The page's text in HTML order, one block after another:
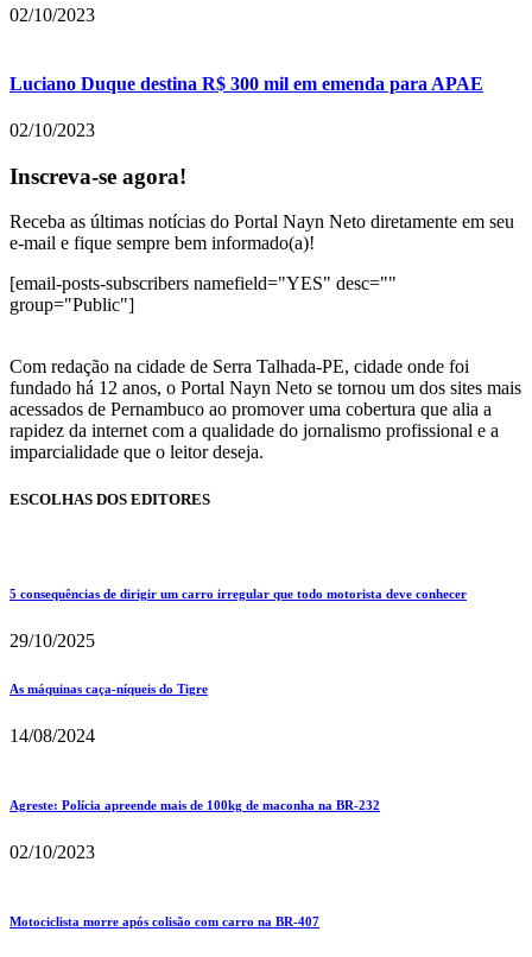
02/10/2023
Luciano Duque destina R$ 300 mil em emenda para APAE
02/10/2023
Inscreva-se agora!
Receba as últimas notícias do Portal Nayn Neto diretamente em seu
e-mail e fique sempre bem informado(a)!
[email-posts-subscribers namefield="YES" desc=""
group="Public"]
Com redação na cidade de Serra Talhada-PE, cidade onde foi
fundado há 12 anos, o Portal Nayn Neto se tornou um dos sites mais
acessados de Pernambuco ao promover uma cobertura que alia a
rapidez da internet com a qualidade do jornalismo profissional e a
imparcialidade que o leitor deseja.
ESCOLHAS DOS EDITORES
5 consequências de dirigir um carro irregular que todo motorista deve conhecer
29/10/2025
As máquinas caça-níqueis do Tigre
14/08/2024
Agreste: Polícia apreende mais de 100kg de maconha na BR-232
02/10/2023
Motociclista morre após colisão com carro na BR-407